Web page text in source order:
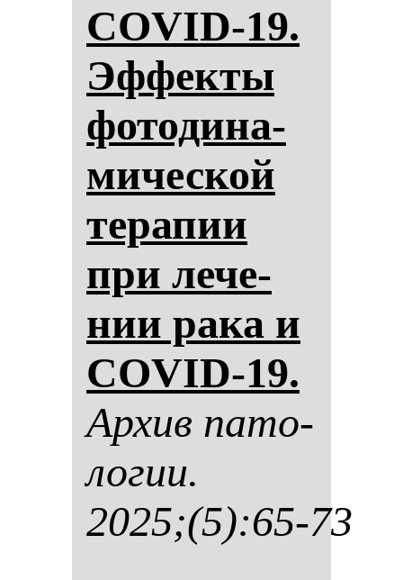
COVID-19.
Эф­фек­ты
фо­то­ди­на­
ми­чес­кой
те­ра­пии
при ле­че­
нии ра­ка и
COVID-19.
Ар­хив па­то­
ло­гии.
2025;(5):65-73